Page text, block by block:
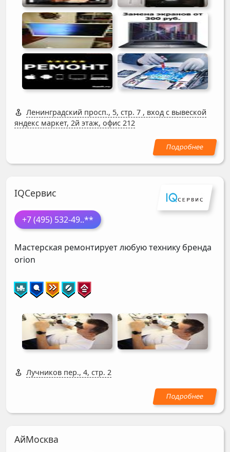
Ленинградский просп., 5, стр. 7 , вход с вывеской
яндекс маркет, 2й этаж, офис 212
IQСервис
+7 (495) 532-49..**
Мастерская ремонтирует любую технику бренда
orion
Лучников пер., 4, стр. 2
АйМосква